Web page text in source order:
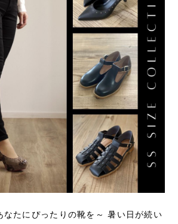
たにぴったりの靴を～ 暑い日が続い